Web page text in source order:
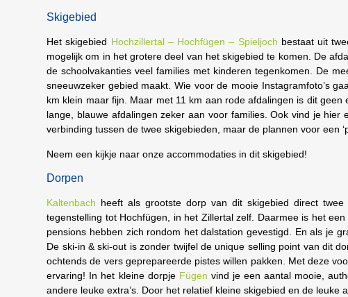
Skigebied
Het skigebied Hochzillertal – Hochfügen – Spieljoch bestaat uit
mogelijk om in het grotere deel van het skigebied te komen. De
de schoolvakanties veel families met kinderen tegenkomen. De
sneeuwzeker gebied maakt. Wie voor de mooie Instagramfoto’s
km klein maar fijn. Maar met 11 km aan rode afdalingen is dit
lange, blauwe afdalingen zeker aan voor families. Ook vind je
verbinding tussen de twee skigebieden, maar de plannen voor een
Neem een kijkje naar onze accommodaties in dit skigebied!
Dorpen
Kaltenbach heeft als grootste dorp van dit skigebied direct
tegenstelling tot Hochfügen, in het Zillertal zelf. Daarmee is het
pensions hebben zich rondom het dalstation gevestigd. En als je
De ski-in & ski-out is zonder twijfel de unique selling point van dit
ochtends de vers geprepareerde pistes willen pakken. Met deze
ervaring! In het kleine dorpje Fügen vind je een aantal mooie,
andere leuke extra’s. Door het relatief kleine skigebied en de leuke